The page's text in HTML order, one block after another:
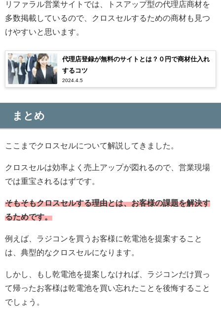
リファラル営業サイトでは、トスアップ型の代理店商材を
多数掲載しているので、クロスセルするための商材も見つ
けやすいと思います。
代理店登録が無料のサイトとは？０円で商材仕入れ
するコツ
2024.4.5
まとめ
ここまでクロスセルについて解説してきました。
クロスセルは効率よく売上アップが図れるので、営業現場
では重宝されるはずです。
そもそもクロスセルする理由とは、お客様の課題を解決す
るためです。
例えば、ラジコンを買うお客様に乾電池を提案すること
は、典型的なクロスセルになります。
しかし、もし乾電池を提案しなければ、ラジコンだけ買っ
て帰ったお客様は乾電池を買い忘れたことを後悔すること
でしょう。